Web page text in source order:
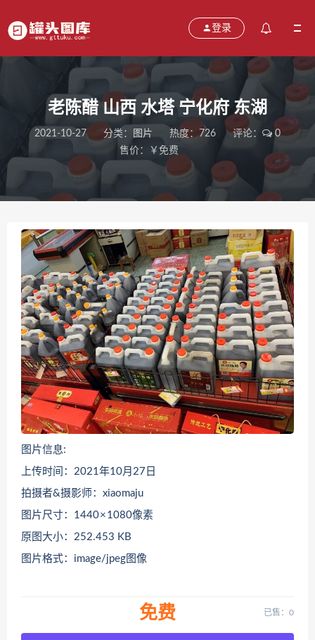
登录
老陈醋 山西 水塔 宁化府 东湖
2021-10-27 分类： 图片 热度：726 评论：
0
售价：￥免费
图片信息:
上传时间：2021年10月27日
拍摄者&摄影师：xiaomaju
图片尺寸：1440 × 1080像素
原图大小：252.453 KB
图片格式：image/jpeg图像
免费 已售：0